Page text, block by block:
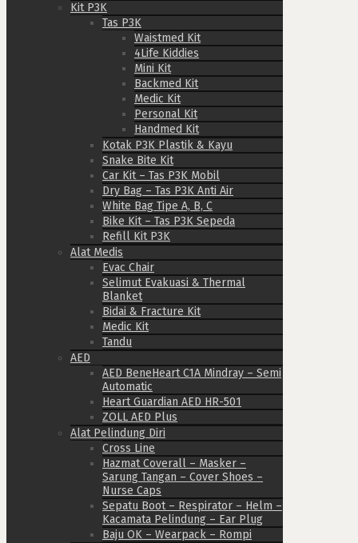
Kit P3K
Tas P3K
Waistmed Kit
4Life Kiddies
Mini Kit
Backmed Kit
Medic Kit
Personal Kit
Handmed Kit
Kotak P3K Plastik & Kayu
Snake Bite Kit
Car Kit – Tas P3K Mobil
Dry Bag – Tas P3K Anti Air
White Bag Tipe A, B, C
Bike Kit – Tas P3K Sepeda
Refill Kit P3K
Alat Medis
Evac Chair
Selimut Evakuasi & Thermal
Blanket
Bidai & Fracture Kit
Medic Kit
Tandu
AED
AED BeneHeart C1A Mindray – Semi
Automatic
Heart Guardian AED HR-501
ZOLL AED Plus
Alat Pelindung Diri
Cross Line
Hazmat Coverall – Masker –
Sarung Tangan – Cover Shoes –
Nurse Caps
Sepatu Boot – Respirator – Helm –
Kacamata Pelindung – Ear Plug
Baju OK – Wearpack – Rompi